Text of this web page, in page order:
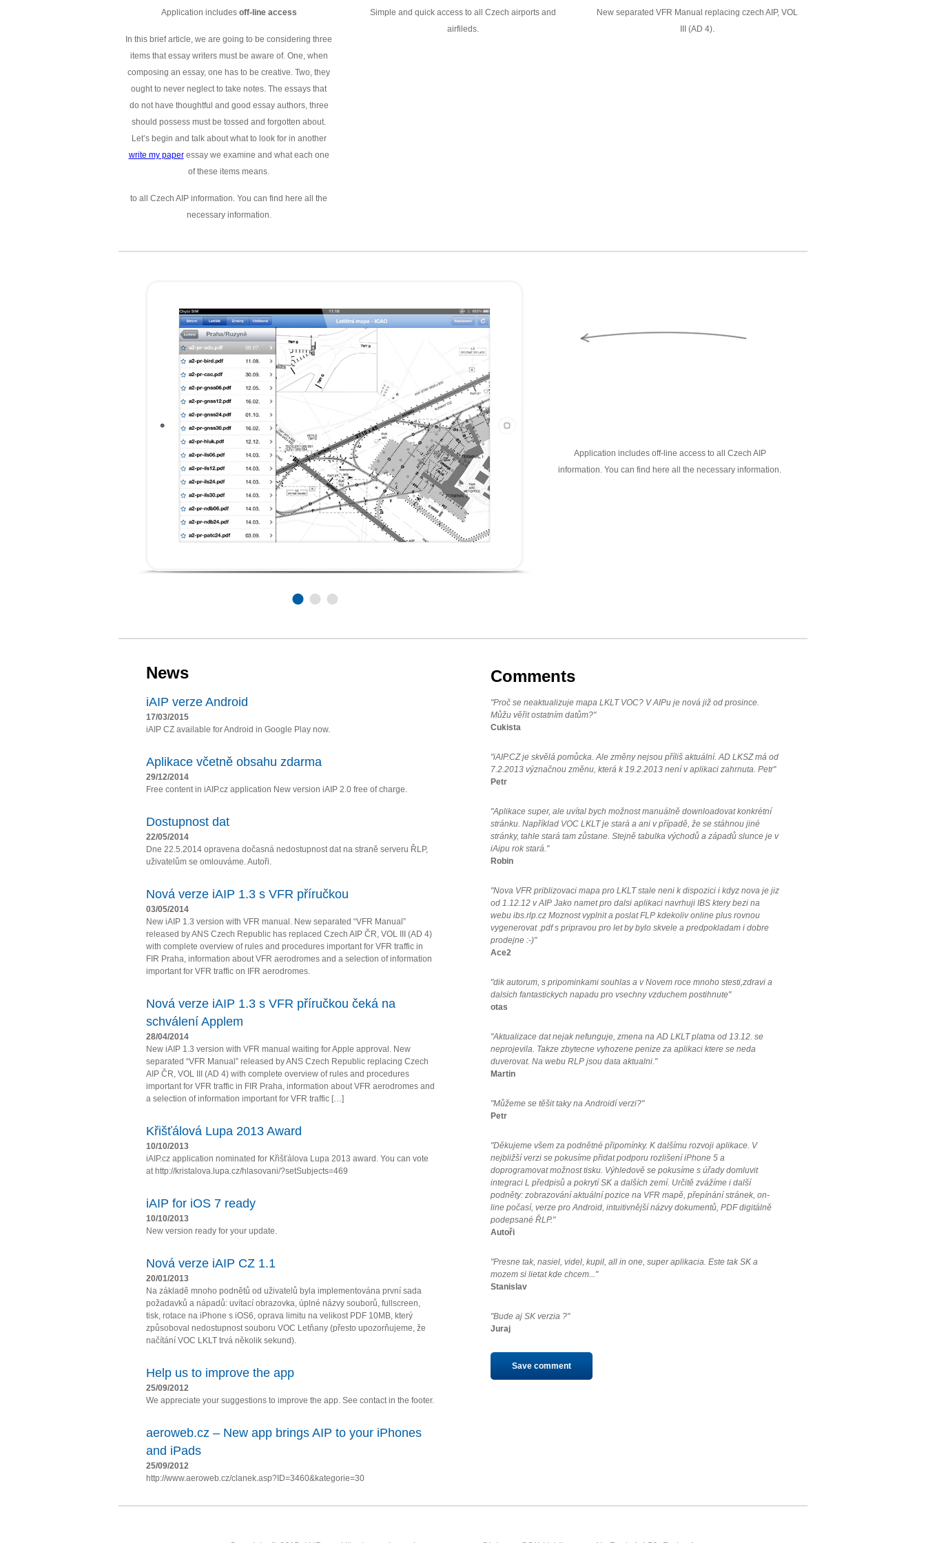
Application includes off-line access
In this brief article, we are going to be considering three
items that essay writers must be aware of. One, when
composing an essay, one has to be creative. Two, they
ought to never neglect to take notes. The essays that
do not have thoughtful and good essay authors, three
should possess must be tossed and forgotten about.
Let’s begin and talk about what to look for in another
write my paperessay we examine and what each one
of these items means.
to all Czech AIP information. You can find here all the
necessary information.
Simple and quick access to all Czech airports and
airfileds.
New separated VFR Manual replacing czech AIP, VOL
III (AD 4).
Application includes off-line access to all Czech AIP
information. You can find here all the necessary information.
News
iAIP verze Android
17/03/2015
iAIP CZ available for Android in Google Play now.
Aplikace včetně obsahu zdarma
29/12/2014
Free content in iAIP.cz application New version iAIP 2.0 free of charge.
Dostupnost dat
22/05/2014
Dne 22.5.2014 opravena dočasná nedostupnost dat na straně serveru ŘLP,
uživatelům se omlouváme. Autoři.
Nová verze iAIP 1.3 s VFR příručkou
03/05/2014
New iAIP 1.3 version with VFR manual. New separated “VFR Manual”
released by ANS Czech Republic has replaced Czech AIP ČR, VOL III (AD 4)
with complete overview of rules and procedures important for VFR traffic in
FIR Praha, information about VFR aerodromes and a selection of information
important for VFR traffic on IFR aerodromes.
Nová verze iAIP 1.3 s VFR příručkou čeká na
schválení Applem
28/04/2014
New iAIP 1.3 version with VFR manual waiting for Apple approval. New
separated “VFR Manual” released by ANS Czech Republic replacing Czech
AIP ČR, VOL III (AD 4) with complete overview of rules and procedures
important for VFR traffic in FIR Praha, information about VFR aerodromes and
a selection of information important for VFR traffic […]
Křišťálová Lupa 2013 Award
10/10/2013
iAIP.cz application nominated for Křišťálova Lupa 2013 award. You can vote
at http://kristalova.lupa.cz/hlasovani/?setSubjects=469
iAIP for iOS 7 ready
10/10/2013
New version ready for your update.
Nová verze iAIP CZ 1.1
20/01/2013
Na základě mnoho podnětů od uživatelů byla implementována první sada
požadavků a nápadů: uvítací obrazovka, úplné názvy souborů, fullscreen,
tisk, rotace na iPhone s iOS6, oprava limitu na velikost PDF 10MB, který
způsoboval nedostupnost souboru VOC Letňany (přesto upozorňujeme, že
načítání VOC LKLT trvá několik sekund).
Help us to improve the app
25/09/2012
We appreciate your suggestions to improve the app. See contact in the footer.
aeroweb.cz – New app brings AIP to your iPhones
and iPads
25/09/2012
http://www.aeroweb.cz/clanek.asp?ID=3460&kategorie=30
Comments
"Proč se neaktualizuje mapa LKLT VOC? V AIPu je nová již od prosince.
Můžu věřit ostatním datům?"
Cukista
"iAIP.CZ je skvělá pomůcka. Ale změny nejsou příliš aktuální. AD LKSZ má od
7.2.2013 význačnou změnu, která k 19.2.2013 není v aplikaci zahrnuta. Petr"
Petr
"Aplikace super, ale uvítal bych možnost manuálně downloadovat konkrétní
stránku. Například VOC LKLT je stará a ani v případě, že se stáhnou jiné
stránky, tahle stará tam zůstane. Stejně tabulka východů a západů slunce je v
iAipu rok stará."
Robin
"Nova VFR priblizovaci mapa pro LKLT stale neni k dispozici i kdyz nova je jiz
od 1.12.12 v AIP Jako namet pro dalsi aplikaci navrhuji IBS ktery bezi na
webu ibs.rlp.cz Moznost vyplnit a poslat FLP kdekoliv online plus rovnou
vygenerovat .pdf s pripravou pro let by bylo skvele a predpokladam i dobre
prodejne :-)"
Ace2
"dik autorum, s pripominkami souhlas a v Novem roce mnoho stesti,zdravi a
dalsich fantastickych napadu pro vsechny vzduchem postihnute"
otas
"Aktualizace dat nejak nefunguje, zmena na AD LKLT platna od 13.12. se
neprojevila. Takze zbytecne vyhozene penize za aplikaci ktere se neda
duverovat. Na webu RLP jsou data aktualni."
Martin
"Můžeme se těšit taky na Androidí verzi?"
Petr
"Děkujeme všem za podnětné připomínky. K dalšímu rozvoji aplikace. V
nejbližší verzi se pokusíme přidat podporu rozlišení iPhone 5 a
doprogramovat možnost tisku. Výhledově se pokusíme s úřady domluvit
integraci L předpisů a pokrytí SK a dalších zemí. Určitě zvážíme i další
podněty: zobrazování aktuální pozice na VFR mapě, přepínání stránek, on-
line počasí, verze pro Android, intuitivnější názvy dokumentů, PDF digitálně
podepsané ŘLP."
Autoři
"Presne tak, nasiel, videl, kupil, all in one, super aplikacia. Este tak SK a
mozem si lietat kde chcem..."
Stanislav
"Bude aj SK verzia ?"
Juraj
Save comment